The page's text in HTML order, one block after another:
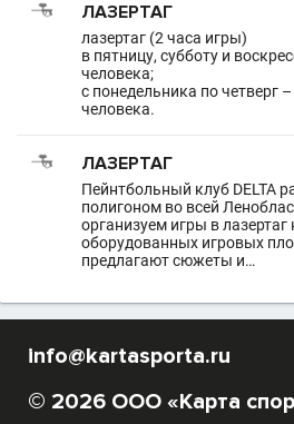
ЛАЗЕРТАГ
лазертаг (2 часа игры)
в пятницу, субботу и
человека;
с понедельника по четверг
человека.
ЛАЗЕРТАГ
Пейнтбольный клуб DELTA
полигоном во всей
организуем игры в лазертаг
оборудованных игровых
предлагают сюжеты и…
info@kartasporta.ru
© 2026 ООО «Карта